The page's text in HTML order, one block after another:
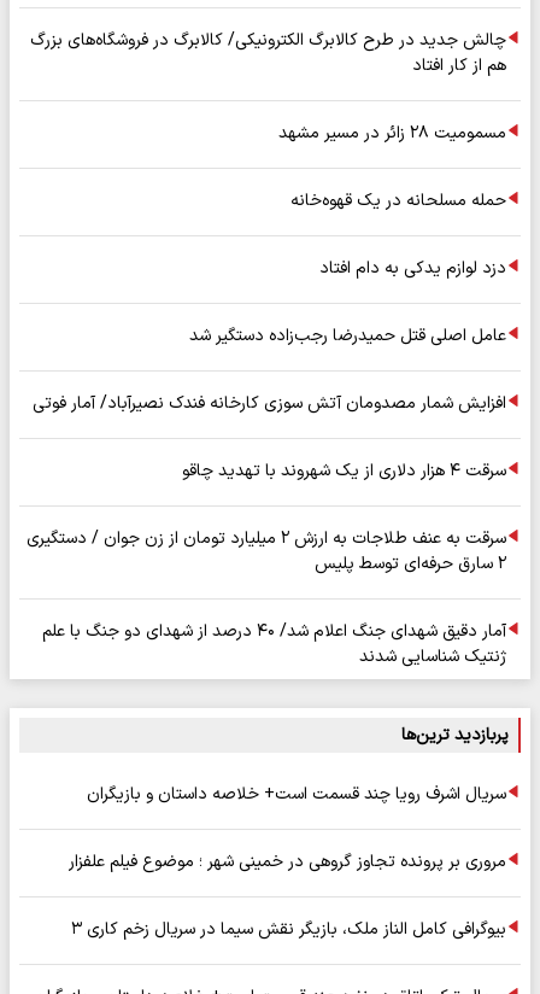
چالش جدید در طرح کالابرگ الکترونیکی/ کالابرگ در فروشگاه‌های بزرگ
هم از کار افتاد
مسمومیت ۲۸ زائر در مسیر مشهد
حمله مسلحانه در یک قهوه‌خانه
دزد لوازم یدکی به دام افتاد
عامل اصلی قتل حمیدرضا رجب‌زاده دستگیر شد
افزایش شمار مصدومان آتش سوزی کارخانه فندک نصیرآباد/ آمار فوتی
سرقت ۴ هزار دلاری از یک شهروند با تهدید چاقو
سرقت به عنف طلاجات به ارزش ۲ میلیارد تومان از زن جوان / دستگیری
۲ سارق حرفه‌ای توسط پلیس
آمار دقیق شهدای جنگ اعلام شد/ ۴۰ درصد از شهدای دو جنگ با علم
ژنتیک شناسایی شدند
پربازدید ترین‌ها
سریال اشرف رویا چند قسمت است+ خلاصه داستان و بازیگران
مروری بر پرونده تجاوز گروهی در خمینی شهر ؛ موضوع فیلم علفزار
بیوگرافی کامل الناز ملک، بازیگر نقش سیما در سریال زخم کاری ۳